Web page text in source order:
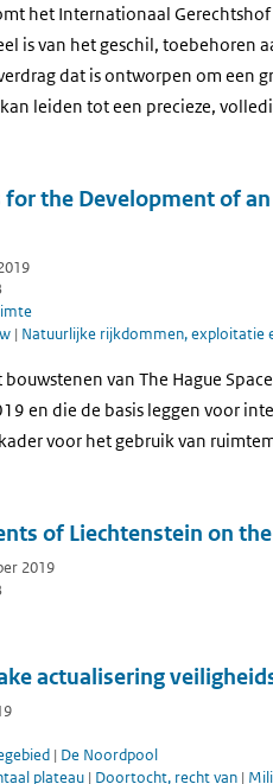
het Internationaal
is van het geschil, toebehoren
dat is ontworpen om een
leiden tot een precieze,
the Development of
| Natuurlijke rijkdommen, exploitatie
van The Hague
en die de basis leggen voor
voor het gebruik van
of Liechtenstein on
2019
actualisering
| De Noordpool
plateau | Doortocht, recht van |